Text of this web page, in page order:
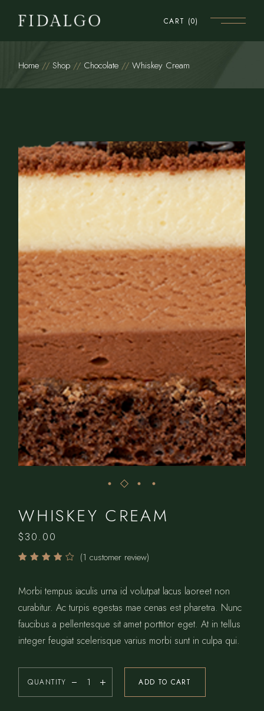
CART (0)
Home Shop Chocolate Whiskey Cream
WHISKEY CREAM
$30.00
(1 customer review)
Morbi tempus iaculis urna id volutpat lacus laoreet non
curabitur. Ac turpis egestas mae cenas est pharetra. Nunc
faucibus a pellentesque sit amet porttitor eget. At in tellus
integer feugiat scelerisque varius morbi sunt in culpa qui.
QUANTITY ADD TO CART